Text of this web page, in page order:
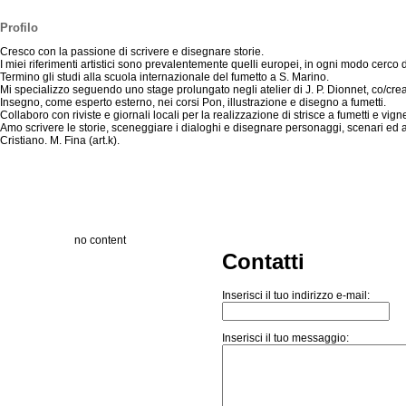
Profilo
Cresco con la passione di scrivere e disegnare storie.
I miei riferimenti artistici sono prevalentemente quelli europei, in ogni modo
Termino gli studi alla scuola internazionale del fumetto a S. Marino.
Mi specializzo seguendo uno stage prolungato negli atelier di J. P. Dionnet, co/
Insegno, come esperto esterno, nei corsi Pon, illustrazione e disegno a fumetti.
Collaboro con riviste e giornali locali per la realizzazione di strisce a fumetti e
Amo scrivere le storie, sceneggiare i dialoghi e disegnare personaggi, scenari ed
Cristiano. M. Fina (art.k).
no content
Contatti
Inserisci il tuo indirizzo e-mail:
Inserisci il tuo messaggio: